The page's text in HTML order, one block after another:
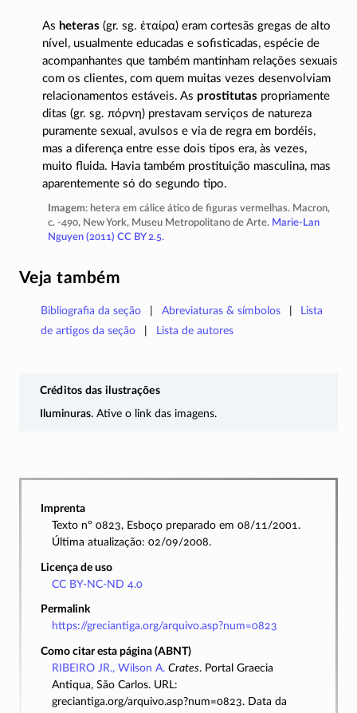
As heteras (gr. sg. ἑταίρα) eram cortesãs gregas de alto
nível, usualmente educadas e sofisticadas, espécie de
acompanhantes que também mantinham relações sexuais
com os clientes, com quem muitas vezes desenvolviam
relacionamentos estáveis. As prostitutas propriamente
ditas (gr. sg. πόρνη) prestavam serviços de natureza
puramente sexual, avulsos e via de regra em bordéis,
mas a diferença entre esse dois tipos era, às vezes,
muito fluida. Havia também prostituição masculina, mas
aparentemente só do segundo tipo.
Imagem: hetera em cálice ático de figuras vermelhas. Macron,
c. -490, New York, Museu Metropolitano de Arte. Marie-Lan
Nguyen (2011) CC BY 2.5.
Veja também
Bibliografia da seção Abreviaturas & símbolos
Lista
de artigos da seção
Lista de autores
Créditos das ilustrações
Iluminuras. Ative o link das imagens.
Imprenta
Texto nº 0823, Esboço preparado em 08/11/2001.
Última atualização: 02/09/2008.
Licença de uso
CC BY-NC-ND 4.0
Permalink
https://greciantiga.org/arquivo.asp?num=0823
Como citar esta página (ABNT)
RIBEIRO JR., Wilson A. Crates. Portal Graecia
Antiqua, São Carlos. URL:
greciantiga.org/arquivo.asp?num=0823. Data da